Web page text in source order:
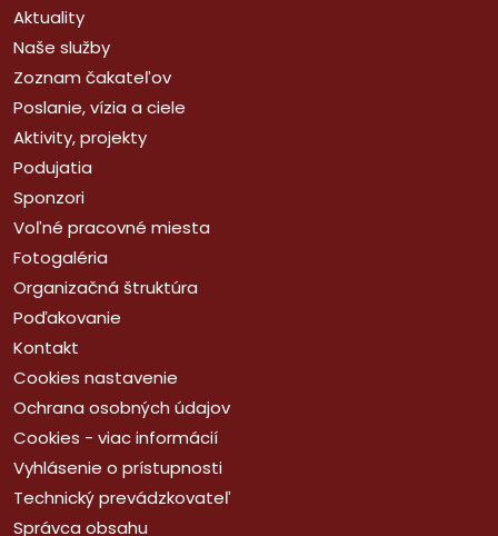
Aktuality
Naše služby
Zoznam čakateľov
Poslanie, vízia a ciele
Aktivity, projekty
Podujatia
Sponzori
Voľné pracovné miesta
Fotogaléria
Organizačná štruktúra
Poďakovanie
Kontakt
Cookies nastavenie
Ochrana osobných údajov
Cookies - viac informácií
Vyhlásenie o prístupnosti
Technický prevádzkovateľ
Správca obsahu